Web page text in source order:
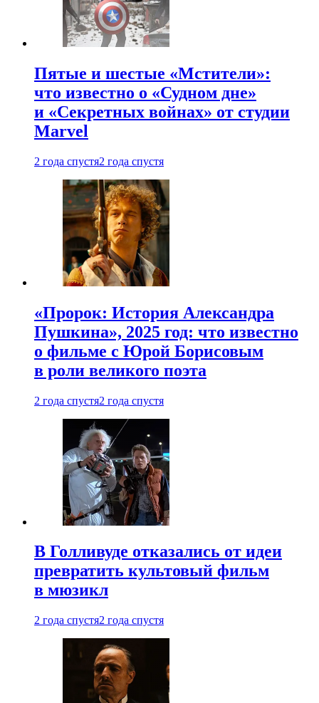
Пятые и шестые «Мстители»:
что известно о «Судном дне»
и «Секретных войнах» от студии
Marvel
2 года спустя2 года спустя
«Пророк: История Александра
Пушкина», 2025 год: что известно
о фильме с Юрой Борисовым
в роли великого поэта
2 года спустя2 года спустя
В Голливуде отказались от идеи
превратить культовый фильм
в мюзикл
2 года спустя2 года спустя